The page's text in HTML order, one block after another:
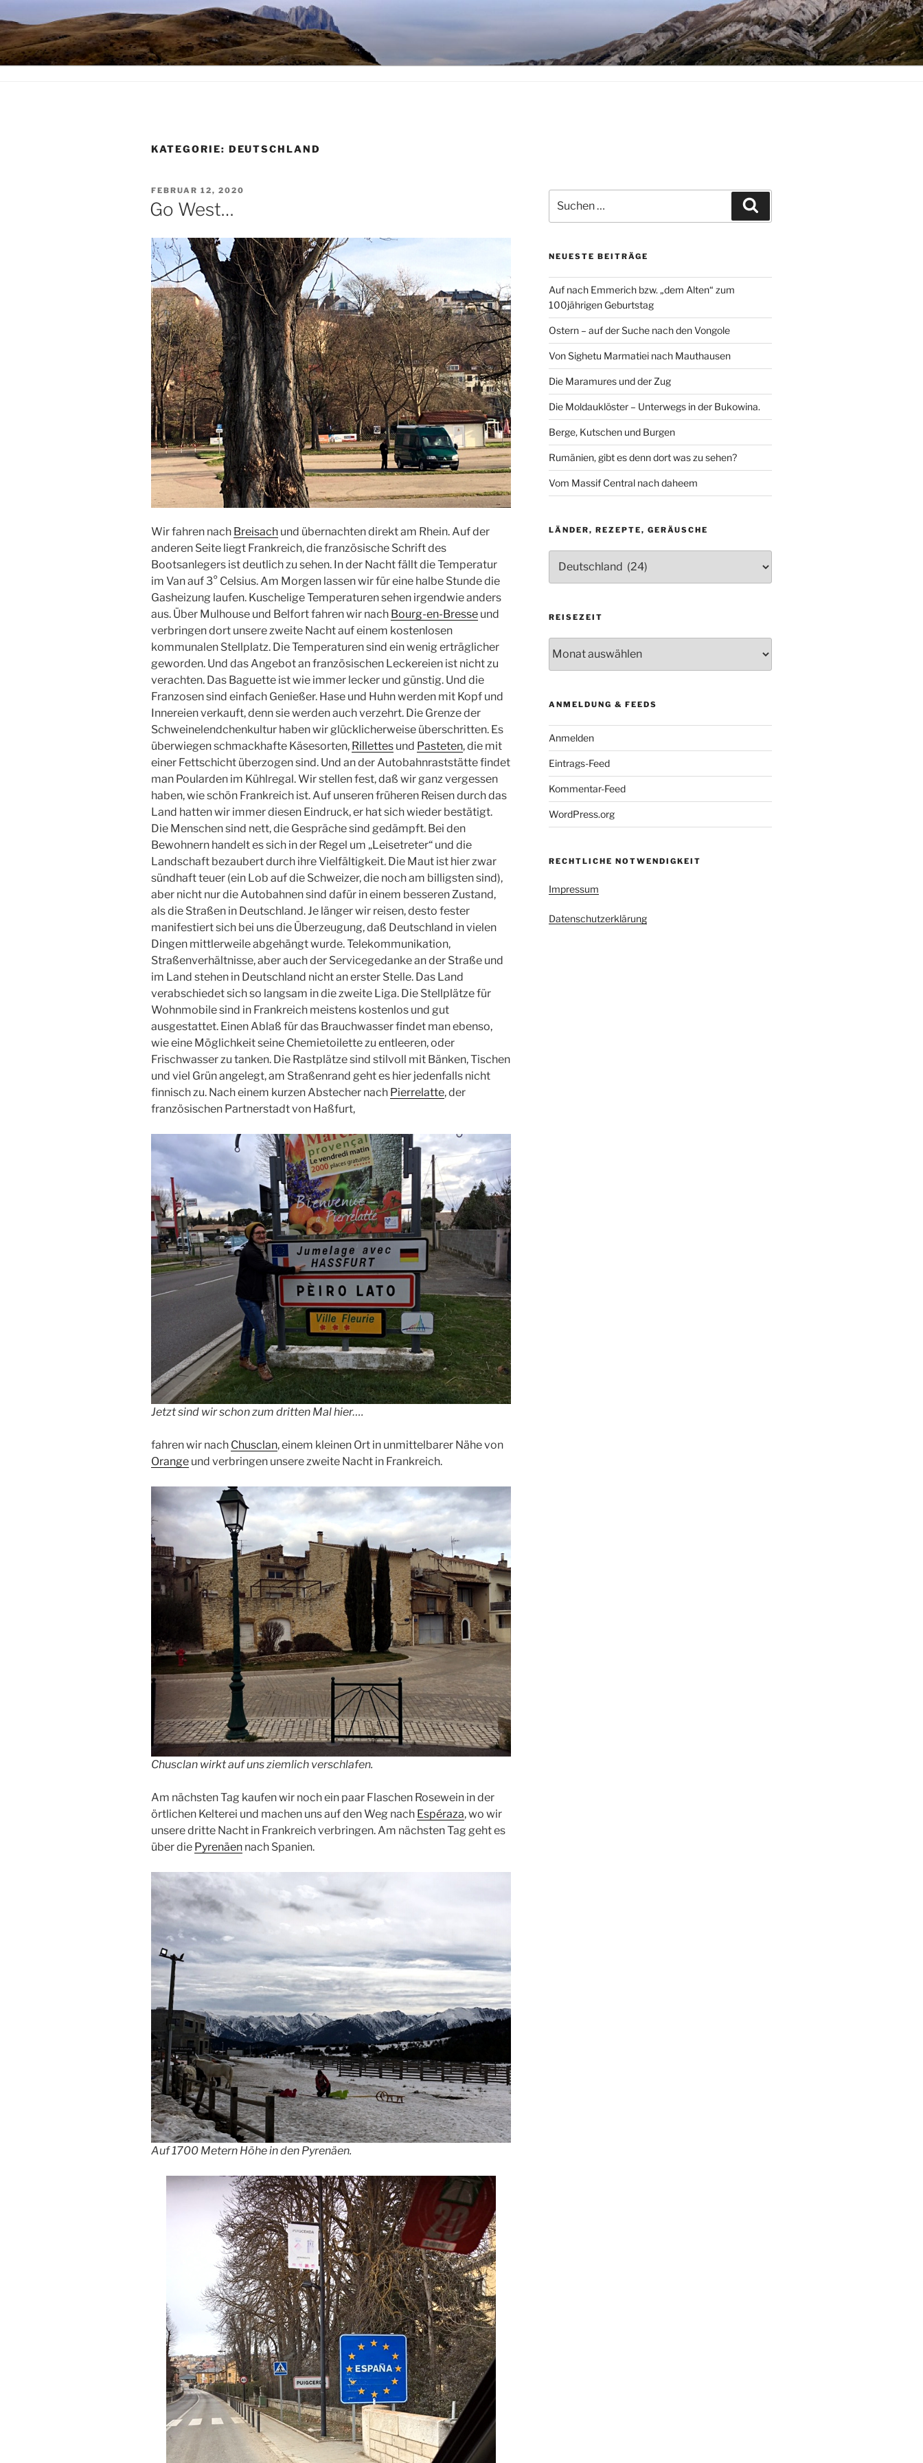
Inhalt
springen
STEPHAN KRINES
Panta rhei
KATEGORIE: DEUTSCHLAND
VERÖFFENTLICHT
AM
FEBRUAR 12, 2020
Go West…
Wir fahren nach Breisach und übernachten direkt am Rhein. Auf der
anderen Seite liegt Frankreich, die französische Schrift des
Bootsanlegers ist deutlich zu sehen. In der Nacht fällt die Temperatur
im Van auf 3° Celsius. Am Morgen lassen wir für eine halbe Stunde die
Gasheizung laufen. Kuschelige Temperaturen sehen irgendwie anders
aus. Über Mulhouse und Belfort fahren wir nach Bourg-en-Bresse und
verbringen dort unsere zweite Nacht auf einem kostenlosen
kommunalen Stellplatz. Die Temperaturen sind ein wenig erträglicher
geworden. Und das Angebot an französischen Leckereien ist nicht zu
verachten. Das Baguette ist wie immer lecker und günstig. Und die
Franzosen sind einfach Genießer. Hase und Huhn werden mit Kopf und
Innereien verkauft, denn sie werden auch verzehrt. Die Grenze der
Schweinelendchenkultur haben wir glücklicherweise überschritten. Es
überwiegen schmackhafte Käsesorten, Rillettes und Pasteten, die mit
einer Fettschicht überzogen sind. Und an der Autobahnraststätte findet
man Poularden im Kühlregal. Wir stellen fest, daß wir ganz vergessen
haben, wie schön Frankreich ist. Auf unseren früheren Reisen durch das
Land hatten wir immer diesen Eindruck, er hat sich wieder bestätigt.
Die Menschen sind nett, die Gespräche sind gedämpft. Bei den
Bewohnern handelt es sich in der Regel um „Leisetreter“ und die
Landschaft bezaubert durch ihre Vielfältigkeit. Die Maut ist hier zwar
sündhaft teuer (ein Lob auf die Schweizer, die noch am billigsten sind),
aber nicht nur die Autobahnen sind dafür in einem besseren Zustand,
als die Straßen in Deutschland. Je länger wir reisen, desto fester
manifestiert sich bei uns die Überzeugung, daß Deutschland in vielen
Dingen mittlerweile abgehängt wurde. Telekommunikation,
Straßenverhältnisse, aber auch der Servicegedanke an der Straße und
im Land stehen in Deutschland nicht an erster Stelle. Das Land
verabschiedet sich so langsam in die zweite Liga. Die Stellplätze für
Wohnmobile sind in Frankreich meistens kostenlos und gut
ausgestattet. Einen Ablaß für das Brauchwasser findet man ebenso,
wie eine Möglichkeit seine Chemietoilette zu entleeren, oder
Frischwasser zu tanken. Die Rastplätze sind stilvoll mit Bänken, Tischen
und viel Grün angelegt, am Straßenrand geht es hier jedenfalls nicht
finnisch zu. Nach einem kurzen Abstecher nach Pierrelatte, der
französischen Partnerstadt von Haßfurt,
Jetzt sind wir schon zum dritten Mal hier….
fahren wir nach Chusclan, einem kleinen Ort in unmittelbarer Nähe von
Orange und verbringen unsere zweite Nacht in Frankreich.
Chusclan wirkt auf uns ziemlich verschlafen.
Am nächsten Tag kaufen wir noch ein paar Flaschen Rosewein in der
örtlichen Kelterei und machen uns auf den Weg nach Espéraza, wo wir
unsere dritte Nacht in Frankreich verbringen. Am nächsten Tag geht es
über die Pyrenäen nach Spanien.
Auf 1700 Metern Höhe in den Pyrenäen.
nach:
NEUESTE BEITRÄGE
Auf nach Emmerich bzw. „dem Alten“ zum
100jährigen Geburtstag
Ostern – auf der Suche nach den Vongole
Von Sighetu Marmatiei nach Mauthausen
Die Maramures und der Zug
Die Moldauklöster – Unterwegs in der Bukowina.
Berge, Kutschen und Burgen
Rumänien, gibt es denn dort was zu sehen?
Vom Massif Central nach daheem
LÄNDER, REZEPTE, GERÄUSCHE
Rezepte,
Geräusche
REISEZEIT
ANMELDUNG & FEEDS
Anmelden
Eintrags-Feed
Kommentar-Feed
WordPress.org
RECHTLICHE NOTWENDIGKEIT
Impressum
Datenschutzerklärung